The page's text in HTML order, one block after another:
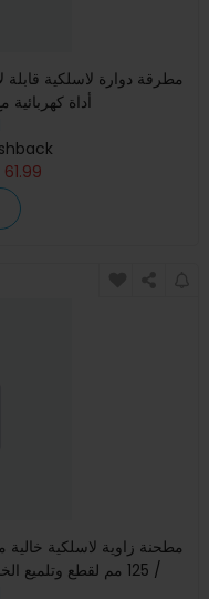
مطرقة دوارة لاسلكية قابلة
أداة كهربائية مع بدون/1/2
61.99
/ 125 مم لقطع وتلميع الخشب والمعدن بشحن البطارية وبطارية